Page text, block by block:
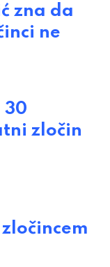
zna da
ne
30
zločin